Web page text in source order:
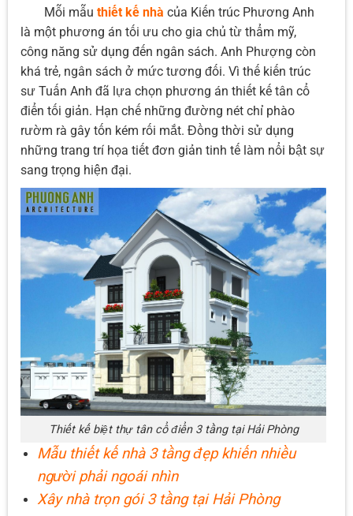
Mỗi mẫu thiết kế nhà của Kiến trúc Phương Anh
là một phương án tối ưu cho gia chủ từ thẩm mỹ,
công năng sử dụng đến ngân sách. Anh Phượng còn
khá trẻ, ngân sách ở mức tương đối. Vì thế kiến trúc
sư Tuấn Anh đã lựa chọn phương án thiết kế tân cổ
điển tối giản. Hạn chế những đường nét chỉ phào
rườm rà gây tốn kém rối mắt. Đồng thời sử dụng
những trang trí họa tiết đơn giản tinh tế làm nổi bật sự
sang trọng hiện đại.
Thiết kế biệt thự tân cổ điển 3 tầng tại Hải Phòng
Mẫu thiết kế nhà 3 tầng đẹp khiến nhiều
người phải ngoái nhìn
Xây nhà trọn gói 3 tầng tại Hải Phòng